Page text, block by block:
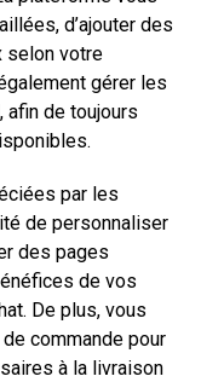
d’ajouter des
selon votre
gérer les
de toujours
par les
de personnaliser
des pages
de vos
De plus, vous
commande pour
à la livraison